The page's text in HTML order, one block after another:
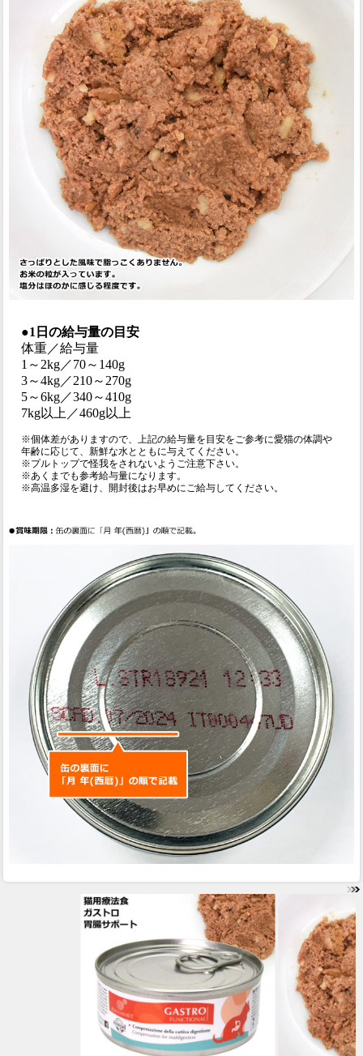
●1日の給与量の目安
体重／給与量
1～2kg／70～140g
3～4kg／210～270g
5～6kg／340～410g
7kg以上／460g以上
※個体差がありますので、上記の給与量を目安をご参考に愛猫の体調や
年齢に応じて、新鮮な水とともに与えてください。
※プルトップで怪我をされないようご注意下さい。
※あくまでも参考給与量になります。
※高温多湿を避け、開封後はお早めにご給与してください。